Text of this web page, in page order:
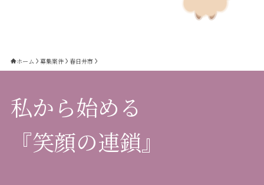
ホーム 募集案件 春日井市
私から始める
『笑顔の連鎖』